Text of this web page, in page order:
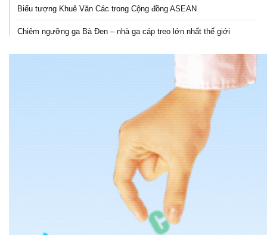
Biểu tượng Khuê Văn Các trong Cộng đồng ASEAN
Chiêm ngưỡng ga Bà Đen – nhà ga cáp treo lớn nhất thế giới